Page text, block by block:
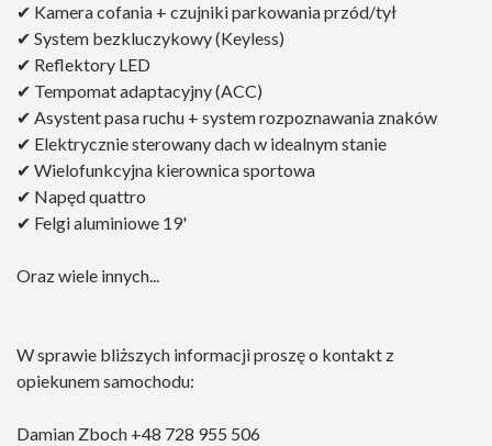
✔ Kamera cofania + czujniki parkowania przód/tył
✔ System bezkluczykowy (Keyless)
✔ Reflektory LED
✔ Tempomat adaptacyjny (ACC)
✔ Asystent pasa ruchu + system rozpoznawania znaków
✔ Elektrycznie sterowany dach w idealnym stanie
✔ Wielofunkcyjna kierownica sportowa
✔ Napęd quattro
✔ Felgi aluminiowe 19'
Oraz wiele innych...
W sprawie bliższych informacji proszę o kontakt z
opiekunem samochodu:
Damian Zboch +48 728 955 506